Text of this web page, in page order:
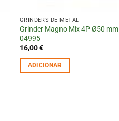
GRINDERS DE METAL
Grinder Magno Mix 4P Ø50 mm
04995
16,00€
ADICIONAR